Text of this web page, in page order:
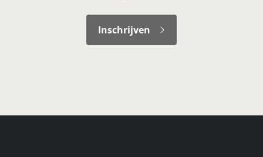
Inschrijven